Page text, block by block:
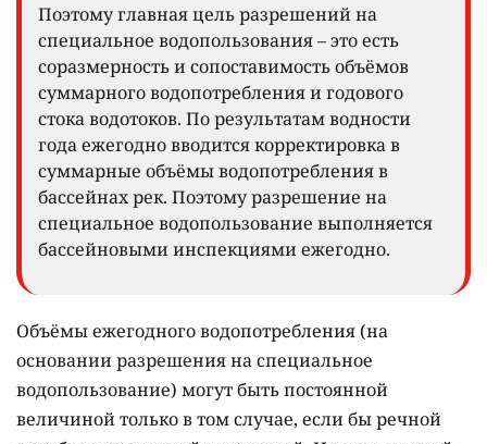
Поэтому главная цель разрешений на
специальное водопользования – это есть
соразмерность и сопоставимость объёмов
суммарного водопотребления и годового
стока водотоков. По результатам водности
года ежегодно вводится корректировка в
суммарные объёмы водопотребления в
бассейнах рек. Поэтому разрешение на
специальное водопользование выполняется
бассейновыми инспекциями ежегодно.
Объёмы ежегодного водопотребления (на
основании разрешения на специальное
водопользование) могут быть постоянной
величиной только в том случае, если бы речной